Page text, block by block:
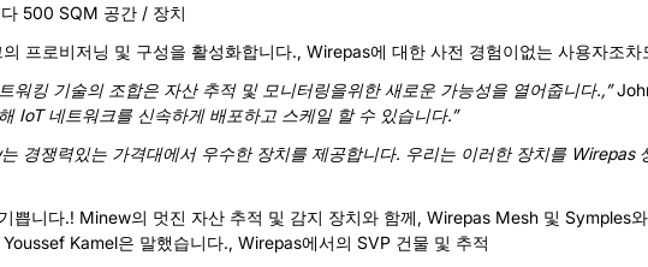
500 SQM 공간 / 장치
프로비저닝 및 구성을 활성화합니다., Wirepas에 대한 사전 경험이없는 사용자조차
워킹 기술의 조합은 자산 추적 및 모니터링을위한 새로운 가능성을 열어줍니다.,”
IoT 네트워크를 신속하게 배포하고 스케일 할 수 있습니다.”
경쟁력있는 가격대에서 우수한 장치를 제공합니다. 우리는 이러한 장치를 Wirepas
쁩니다.! Minew의 멋진 자산 추적 및 감지 장치와 함께, Wirepas Mesh 및 Symples
Kamel은 말했습니다., Wirepas에서의 SVP 건물 및 추적